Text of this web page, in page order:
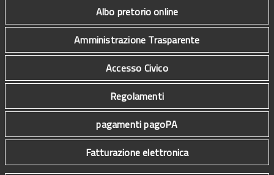
Albo pretorio online
Amministrazione Trasparente
Accesso Civico
Regolamenti
pagamenti pagoPA
Fatturazione elettronica